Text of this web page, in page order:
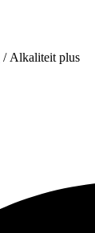
/ Alkaliteit plus